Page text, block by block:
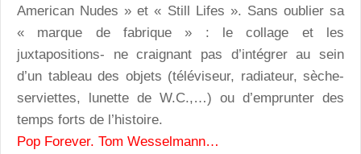
American Nudes » et « Still Lifes ». Sans oublier sa
« marque de fabrique » : le collage et les
juxtapositions- ne craignant pas d’intégrer au sein
d’un tableau des objets (téléviseur, radiateur, sèche-
serviettes, lunette de W.C.,…) ou d’emprunter des
temps forts de l’histoire.
Pop Forever. Tom Wesselmann…